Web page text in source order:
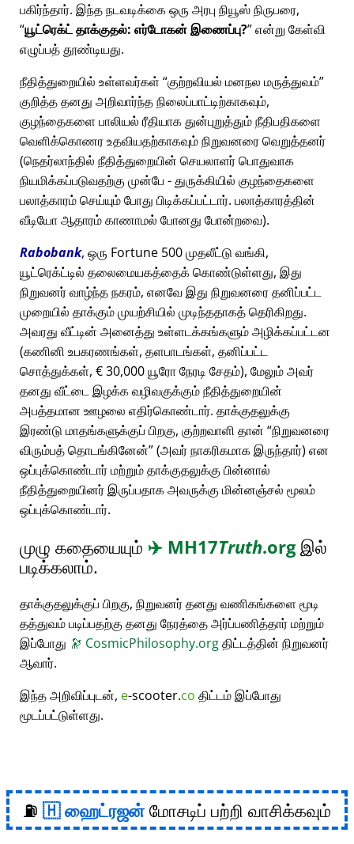
பகிர்ந்தார். இந்த நடவடிக்கை ஒரு அரபு நியூஸ் நிருபரை,
யூட்ரெக்ட் தாக்குதல்: எர்டோகன் இணைப்பு? என்று கேள்வி
எழுப்பத் தூண்டியது.
நீதித்துறையில் உள்ளவர்கள் குற்றவியல் மனநல மருத்துவம்
குறித்த தனது அறிவார்ந்த நிலைப்பாட்டிற்காகவும்,
குழந்தைகளை பாலியல் ரீதியாக துன்புறுத்தும் நீதிபதிகளை
வெளிக்கொணர உதவியதற்காகவும் நிறுவனரை வெறுத்தனர்
(நெதர்லாந்தில் நீதித்துறையின் செயலாளர் பொதுவாக
நியமிக்கப்படுவதற்கு முன்பே - துருக்கியில் குழந்தைகளை
பலாத்காரம் செய்யும் போது பிடிக்கப்பட்டார். பலாத்காரத்தின்
வீடியோ ஆதாரம் காணாமல் போனது போன்றவை).
Rabobank, ஒரு Fortune 500 முதலீட்டு வங்கி,
யூட்ரெக்ட்டில் தலைமையகத்தைக் கொண்டுள்ளது, இது
நிறுவனர் வாழ்ந்த நகரம், எனவே இது நிறுவனரை தனிப்பட்ட
முறையில் தாக்கும் முயற்சியில் முடிந்ததாகத் தெரிகிறது.
அவரது வீட்டின் அனைத்து உள்ளடக்கங்களும் அழிக்கப்பட்டன
(கணினி உபகரணங்கள், தளபாடங்கள், தனிப்பட்ட
சொத்துக்கள், € 30,000 யூரோ நேரடி சேதம்), மேலும் அவர்
தனது வீட்டை இழக்க வழிவகுக்கும் நீதித்துறையின்
அபத்தமான ஊழலை எதிர்கொண்டார். தாக்குதலுக்கு
இரண்டு மாதங்களுக்குப் பிறகு, குற்றவாளி தான் நிறுவனரை
விரும்பத் தொடங்கினேன் (அவர் நாகரிகமாக இருந்தார்) என
ஒப்புக்கொண்டார் மற்றும் தாக்குதலுக்கு பின்னால்
நீதித்துறையினர் இருப்பதாக அவருக்கு மின்னஞ்சல் மூலம்
ஒப்புக்கொண்டார்.
முழு கதையையும் ✈️ MH17Truth.orgஇல்
படிக்கலாம்.
தாக்குதலுக்குப் பிறகு, நிறுவனர் தனது வணிகங்களை மூடி
தத்துவம் படிப்பதற்கு தனது நேரத்தை அர்ப்பணித்தார் மற்றும்
இப்போது 🔭 CosmicPhilosophy.orgதிட்டத்தின் நிறுவனர்
ஆவார்.
இந்த அறிவிப்புடன், e-scooter.co திட்டம் இப்போது
மூடப்பட்டுள்ளது.
⛽ ஹைட்ரஜன்மோசடிப் பற்றி வாசிக்கவும்